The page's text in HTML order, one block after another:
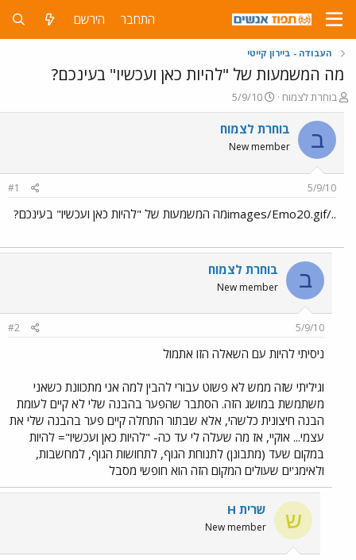
התחבר הירשם
העבודה - ביירון קייטי
מה המשמעות של "להיות כאן ועכשיו" בעינכם?
פ
ו
ת
ח
ה
ו
ש
בוחרת לצמוח
פ
ו
ר
ם
ר
5/9/10
ב בוחרת לצמוח
New member
5/9/10
#1
../images/Emo20.gifמה המשמעות של "להיות כאן ועכשיו" בעינכם?
ב בוחרת לצמוח
New member
5/9/10
#2
ניסיתי להיות עם השאלה הזו אתמול
וגיליתי שזה ממש לא פשוט עבורי להבין למה אני מתכוונת כשאני
משתמשת במושג הזה. הסתבר שהפער בהבנה שלי לא קיים לעומת
הבנה חיצונית כלשהי, אלא שבתור התחלה קיים פער בהבנה שלי את
עצמי... אוקיי, אז מה שעלה לי עד כה- "להיות כאן ועכשיו"= להיות
במקום שעד (מתבונן) לתנוחת הגוף, לתחושות הגוף, למחשבות,
ולאימג'ים שעולים המקום הזה הוא חופשי מסבל
ש שרית H
New member